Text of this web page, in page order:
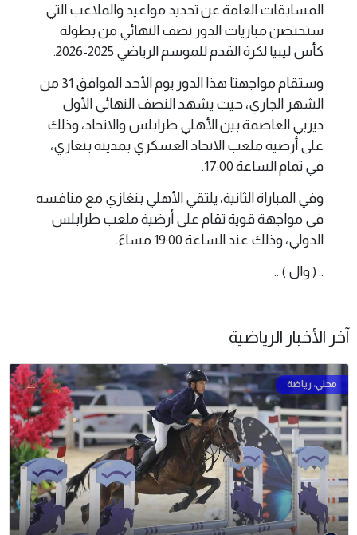
المسابقات العامة عن تحديد مواعيد والملاعب التي
ستحتضن مباريات الدور نصف النهائي من بطولة
كأس ليبيا لكرة القدم للموسم الرياضي 2025-2026.
وستقام مواجهتا هذا الدور يوم الأحد الموافق 31 من
الشهر الجاري، حيث يشهد النصف النهائي الأول
ديربي العاصمة بين الأهلي طرابلس والاتحاد، وذلك
على أرضية ملعب الاتحاد العسكري بمدينة بنغازي،
في تمام الساعة 17:00.
وفي المباراة الثانية، يلتقي الأهلي بنغازي مع منافسه
في مواجهة قوية تقام على أرضية ملعب طرابلس
الدولي، وذلك عند الساعة 19:00 مساءً.
.. ( وال ) ..
آخر الأخبار الرياضية